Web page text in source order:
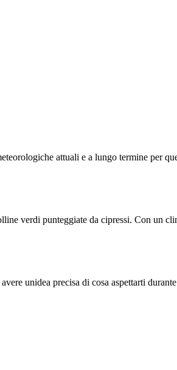
attuali e a lungo termine per
verdi punteggiate da cipressi. Con un
unidea precisa di cosa aspettarti